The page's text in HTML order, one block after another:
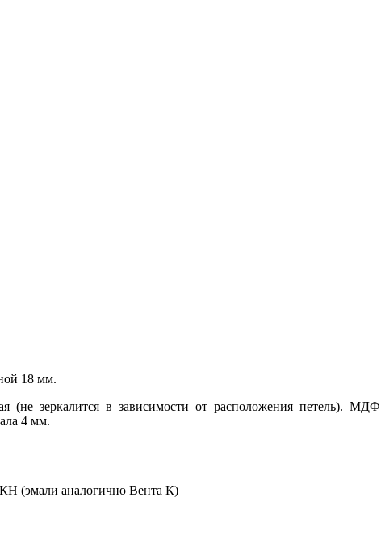
18 мм.
(не зеркалится в зависимости от расположения петель).
4 мм.
(эмали аналогично Вента К)